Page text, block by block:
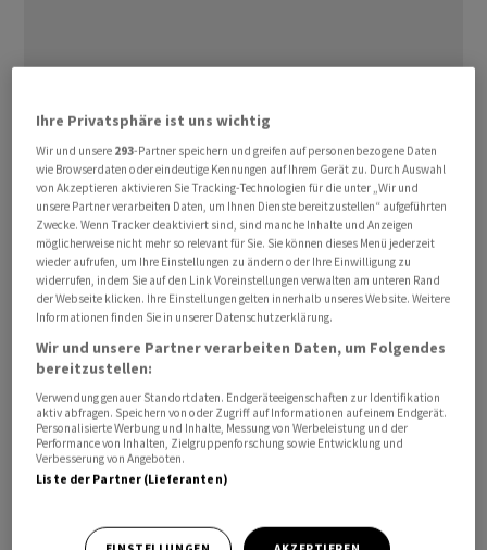
Als Ort für die Einführung nannte Musk am Dienstag in
einem Interview mit dem Sender CBS die Stadt Austin
im Bundesstaat Texas. Dort werde man mit zehn
Fahrzeugen anfangen. Innerhalb weniger Monate
Ende des kommenden Jahres würden vermutlich
Hunderttausende selbstfahrende Teslas auf den
Strassen unterwegs sein.
Musk gab zudem bekannt, dass der US-Autokonzern
Ihre Privatsphäre ist uns wichtig
Wir und unsere 293-Partner speichern und greifen auf personenbezogene Daten
wie Browserdaten oder eindeutige Kennungen auf Ihrem Gerät zu. Durch Auswahl
von Akzeptieren aktivieren Sie Tracking-Technologien für die unter „Wir und
unsere Partner verarbeiten Daten, um Ihnen Dienste bereitzustellen“ aufgeführten
Zwecke. Wenn Tracker deaktiviert sind, sind manche Inhalte und Anzeigen
möglicherweise nicht mehr so relevant für Sie. Sie können dieses Menü jederzeit
wieder aufrufen, um Ihre Einstellungen zu ändern oder Ihre Einwilligung zu
widerrufen, indem Sie auf den Link Voreinstellungen verwalten am unteren Rand
der Webseite klicken. Ihre Einstellungen gelten innerhalb unseres Website. Weitere
Informationen finden Sie in unserer Datenschutzerklärung.
Wir und unsere Partner verarbeiten Daten, um Folgendes
bereitzustellen:
Verwendung genauer Standortdaten. Endgeräteeigenschaften zur Identifikation
aktiv abfragen. Speichern von oder Zugriff auf Informationen auf einem Endgerät.
Personalisierte Werbung und Inhalte, Messung von Werbeleistung und der
Performance von Inhalten, Zielgruppenforschung sowie Entwicklung und
Verbesserung von Angeboten.
Liste der Partner (Lieferanten)